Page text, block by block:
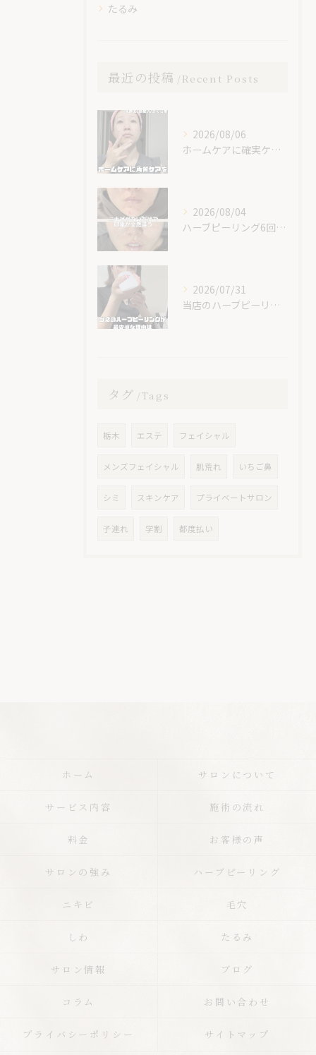
たるみ
最近の投稿 Recent Posts
2026/08/06
ホームケアに確実ケアを入れてみて😊✨
2026/08/04
ハーブピーリング6回での素晴らしい変化です！
2026/07/31
当店のハーブピーリングが最安値な理由🌿
タグ Tags
栃木 エステ フェイシャル
メンズフェイシャル 肌荒れ いちご鼻
シミ スキンケア プライベートサロン
子連れ 学割 都度払い
ホーム サロンについて
サービス内容 施術の流れ
料金 お客様の声
サロンの強み ハーブピーリング
ニキビ 毛穴
しわ たるみ
サロン情報 ブログ
コラム お問い合わせ
プライバシーポリシー サイトマップ